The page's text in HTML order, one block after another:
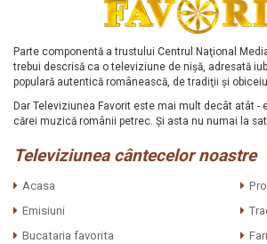
Parte componentă a trustului Centrul Naţional
trebui descrisă ca o televiziune de nişă, adresată
populară autentică românească, de tradiţii şi
Dar Televiziunea Favorit este mai mult decât atât -
cărei muzică românii petrec. Şi asta nu numai la
Televiziunea cântecelor noastre
Acasa
Emisiuni
Bucataria favorita